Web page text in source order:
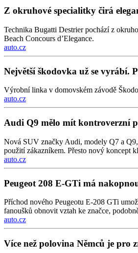
Z okruhové specialitky čirá
Technika Bugatti Destrier pochází z
Beach Concours d’Elegance.
auto.cz
Největší škodovka už se vyrábí.
Výrobní linka v domovském závodě
auto.cz
Audi Q9 mělo mít kontroverzní
Nová SUV značky Audi, modely Q7 a
použití zákazníkem. Přesto nový koncept
auto.cz
Peugeot 208 E-GTi má
Příchod nového Peugeotu E-208 GTi
fanoušků obnovit vztah ke značce,
auto.cz
Více než polovina Němců je pro